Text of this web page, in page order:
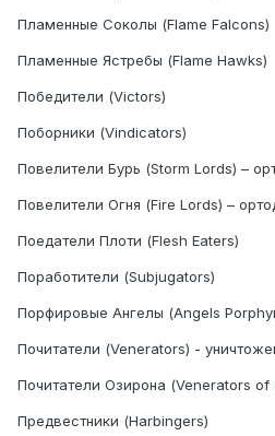
Пламенные Соколы (Flame Falcons)
Пламенные Ястребы (Flame Hawks)
Победители (Victors)
Поборники (Vindicators)
Повелители Бурь (Storm Lords) –
Повелители Огня (Fire Lords) –
Поедатели Плоти (Flesh Eaters)
Поработители (Subjugators)
Порфировые Ангелы (Angels
Почитатели (Venerators) -
Почитатели Озирона (Venerators of
Предвестники (Harbingers)